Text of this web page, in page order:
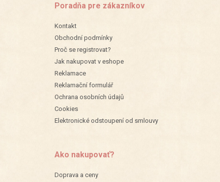
Poradňa pre zákazníkov
Kontakt
Obchodní podmínky
Proč se registrovat?
Jak nakupovat v eshope
Reklamace
Reklamační formulář
Ochrana osobních údajů
Cookies
Elektronické odstoupení od smlouvy
Ako nakupovať?
Doprava a ceny